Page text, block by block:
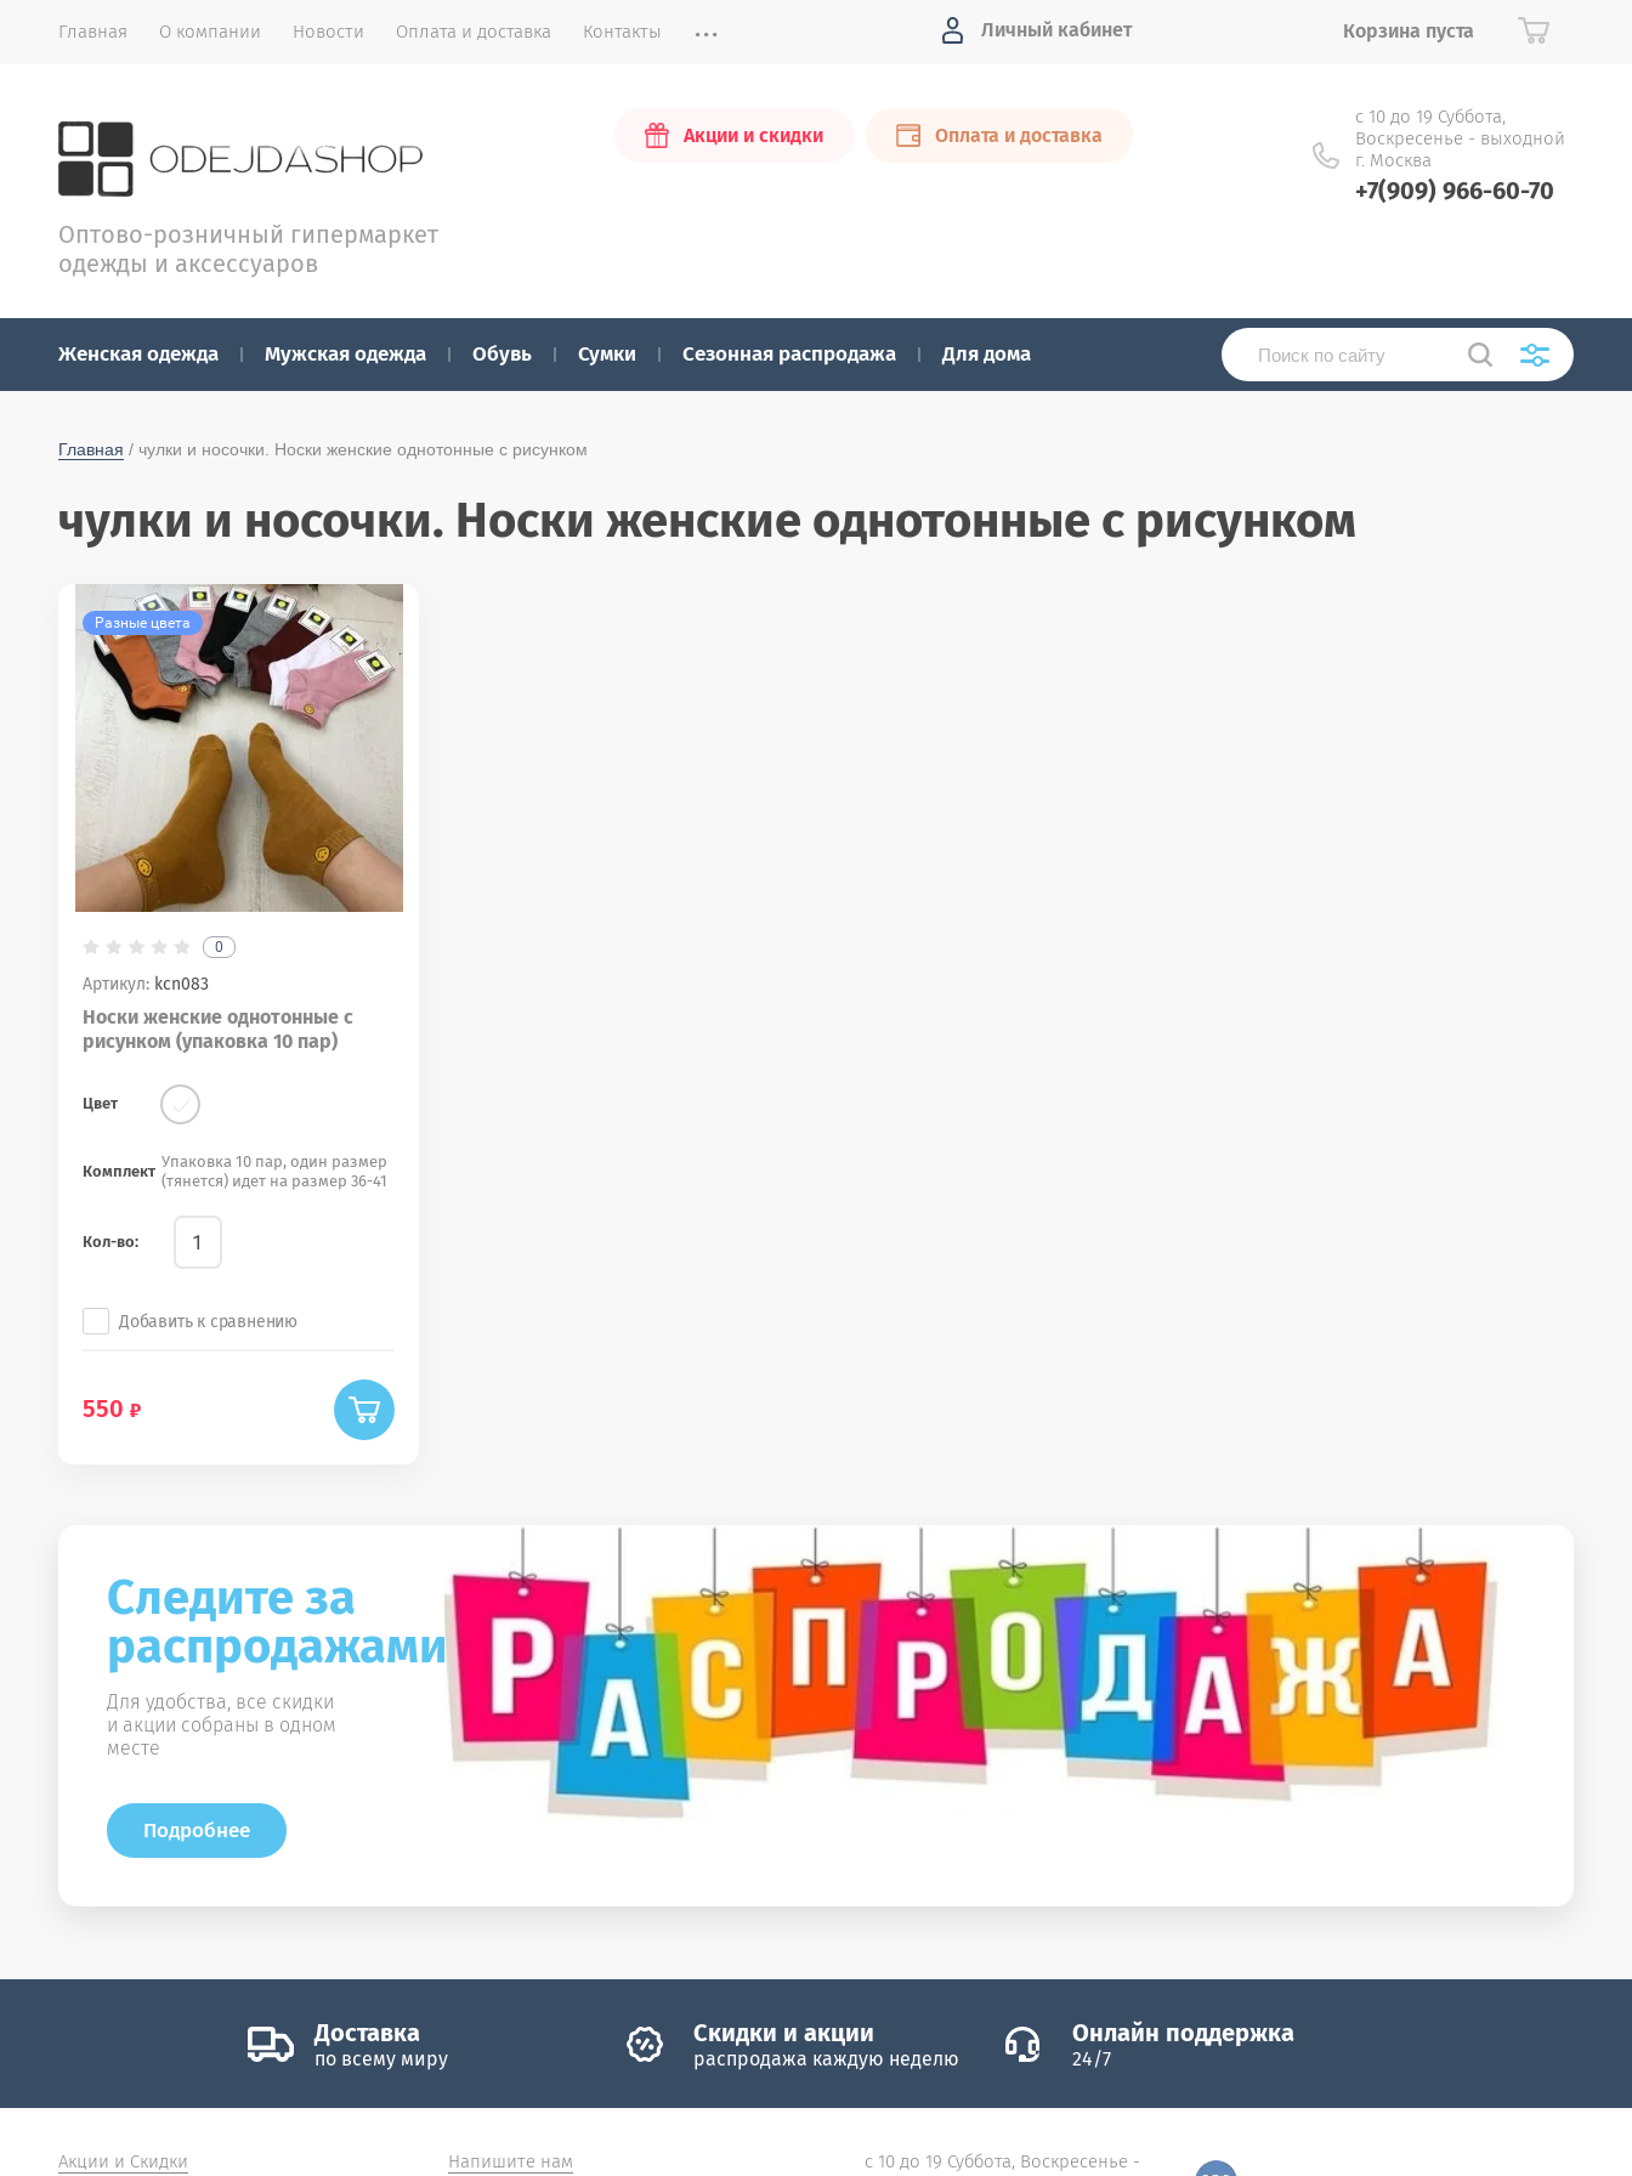
Главная О компании Новости Оплата и доставка Контакты ... Личный кабинет Корзина пуста
Оптово-розничный гипермаркет
одежды и аксессуаров
Акции и скидки Оплата и доставка
с 10 до 19 Суббота,
Воскресенье - выходной
г. Москва
+7(909) 966-60-70
Женская одежда Мужская одежда Обувь Сумки Сезонная распродажа Для дома
Главная / чулки и носочки. Носки женские однотонные с рисунком
чулки и носочки. Носки женские однотонные с рисунком
Разные цвета
0
Артикул: kcn083
Носки женские однотонные с
рисунком (упаковка 10 пар)
Цвет
Комплект
Упаковка 10 пар, один размер
(тянется) идет на размер 36-41
Кол-во:
Добавить к сравнению
550
Следите за
распродажами!
Для удобства, все скидки
и акции собраны в одном
месте
Подробнее
Доставка
по всему миру
Скидки и акции
распродажа каждую неделю
Онлайн поддержка
24/7
Акции и Скидки Напишите нам
с 10 до 19 Суббота, Воскресенье -